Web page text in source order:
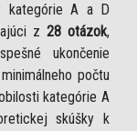
kategórie A a D
z 28 otázok,
ukončenie
počtu
kategórie A
skúšky k